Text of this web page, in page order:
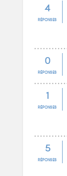
4
RÉPONSES
0
RÉPONSES
1
RÉPONSES
5
RÉPONSES